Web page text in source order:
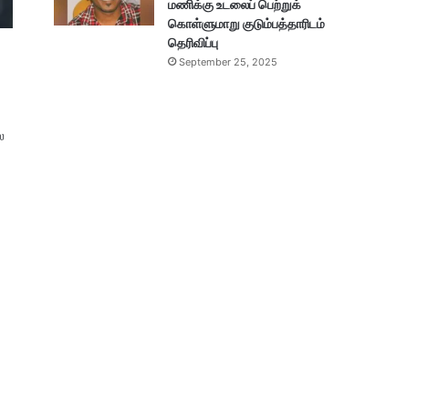
மணிக்கு உடலைப் பெற்றுக்
கொள்ளுமாறு குடும்பத்தாரிடம்
தெரிவிப்பு
September 25, 2025